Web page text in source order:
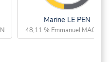
Marine LE PEN
48,11 % Emmanuel MACRON